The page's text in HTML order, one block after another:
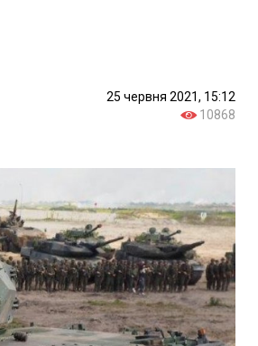
25 червня 2021, 15:12
10868